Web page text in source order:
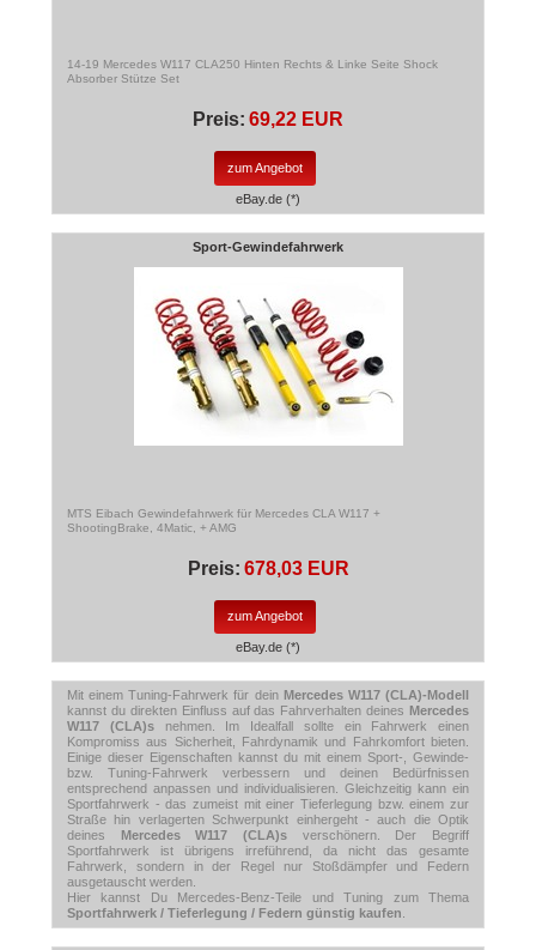
14-19 Mercedes W117 CLA250 Hinten Rechts & Linke Seite Shock
Absorber Stütze Set
Preis: 69,22 EUR
zum Angebot
eBay.de (*)
Sport-Gewindefahrwerk
MTS Eibach Gewindefahrwerk für Mercedes CLA W117 +
ShootingBrake, 4Matic, + AMG
Preis: 678,03 EUR
zum Angebot
eBay.de (*)
Mit einem Tuning-Fahrwerk für deinMercedes W117 (CLA)-Modell
kannst du direkten Einfluss auf das Fahrverhalten deines Mercedes
W117 (CLA)snehmen. Im Idealfall sollte ein Fahrwerk einen
Kompromiss aus Sicherheit, Fahrdynamik und Fahrkomfort bieten.
Einige dieser Eigenschaften kannst du mit einem Sport-, Gewinde-
bzw. Tuning-Fahrwerk verbessern und deinen Bedürfnissen
entsprechend anpassen und individualisieren. Gleichzeitig kann ein
Sportfahrwerk - das zumeist mit einer Tieferlegung bzw. einem zur
Straße hin verlagerten Schwerpunkt einhergeht - auch die Optik
deines Mercedes W117 (CLA)s verschönern. Der Begriff
Sportfahrwerk ist übrigens irreführend, da nicht das gesamte
Fahrwerk, sondern in der Regel nur Stoßdämpfer und Federn
ausgetauscht werden.
Hier kannst Du Mercedes-Benz-Teile und Tuning zum Thema
Sportfahrwerk / Tieferlegung / Federn günstig kaufen